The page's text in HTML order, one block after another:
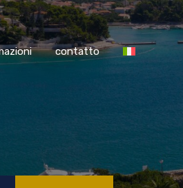
contatto
contatto